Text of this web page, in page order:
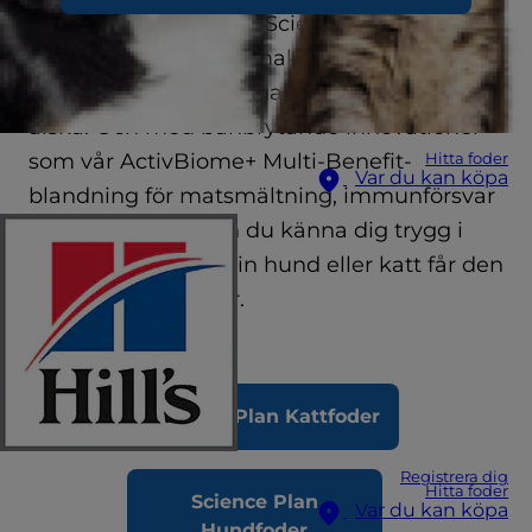
Hitta foder
Var du kan köpa
Registrera dig
Hitta foder
Var du kan köpa
unika behov erbjuder Science Plan en
mängd olika läckra smaker och
konsistenser som de garanterat kommer att
älska. Och med banbrytande innovationer
som vår ActivBiome+ Multi-Benefit-
blandning för matsmältning, immunförsvar
och organhälsa kan du känna dig trygg i
vetskapen om att din hund eller katt får den
näring den behöver.
Science Plan Kattfoder
Science Plan